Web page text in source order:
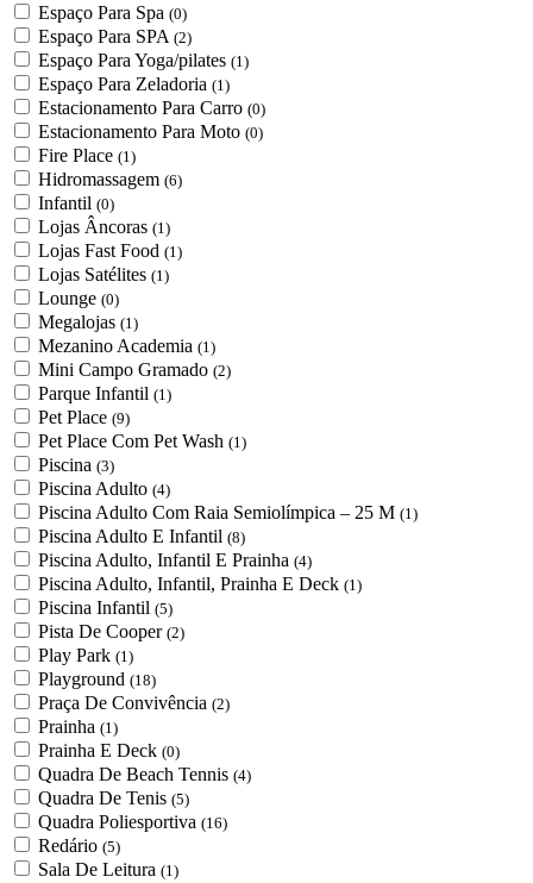
Espaço Para Spa (0)
Espaço Para SPA (2)
Espaço Para Yoga/pilates (1)
Espaço Para Zeladoria (1)
Estacionamento Para Carro (0)
Estacionamento Para Moto (0)
Fire Place (1)
Hidromassagem (6)
Infantil (0)
Lojas Âncoras (1)
Lojas Fast Food (1)
Lojas Satélites (1)
Lounge (0)
Megalojas (1)
Mezanino Academia (1)
Mini Campo Gramado (2)
Parque Infantil (1)
Pet Place (9)
Pet Place Com Pet Wash (1)
Piscina (3)
Piscina Adulto (4)
Piscina Adulto Com Raia Semiolímpica – 25 M (1)
Piscina Adulto E Infantil (8)
Piscina Adulto, Infantil E Prainha (4)
Piscina Adulto, Infantil, Prainha E Deck (1)
Piscina Infantil (5)
Pista De Cooper (2)
Play Park (1)
Playground (18)
Praça De Convivência (2)
Prainha (1)
Prainha E Deck (0)
Quadra De Beach Tennis (4)
Quadra De Tenis (5)
Quadra Poliesportiva (16)
Redário (5)
Sala De Leitura (1)